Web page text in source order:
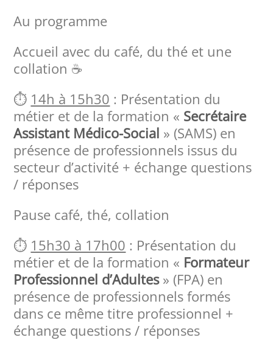
Au programme
Accueil avec du café, du thé et une
collation ☕️
⏱️ 14h à 15h30 : Présentation du
métier et de la formation « Secrétaire
Assistant Médico-Social » (SAMS) en
présence de professionnels issus du
secteur d’activité + échange questions
/ réponses
Pause café, thé, collation
⏱️ 15h30 à 17h00 : Présentation du
métier et de la formation « Formateur
Professionnel d’Adultes» (FPA) en
présence de professionnels formés
dans ce même titre professionnel +
échange questions / réponses